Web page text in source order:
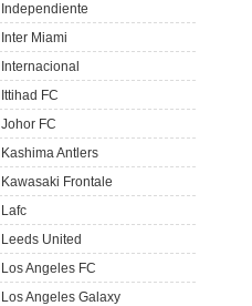
Independiente
Inter Miami
Internacional
Ittihad FC
Johor FC
Kashima Antlers
Kawasaki Frontale
Lafc
Leeds United
Los Angeles FC
Los Angeles Galaxy